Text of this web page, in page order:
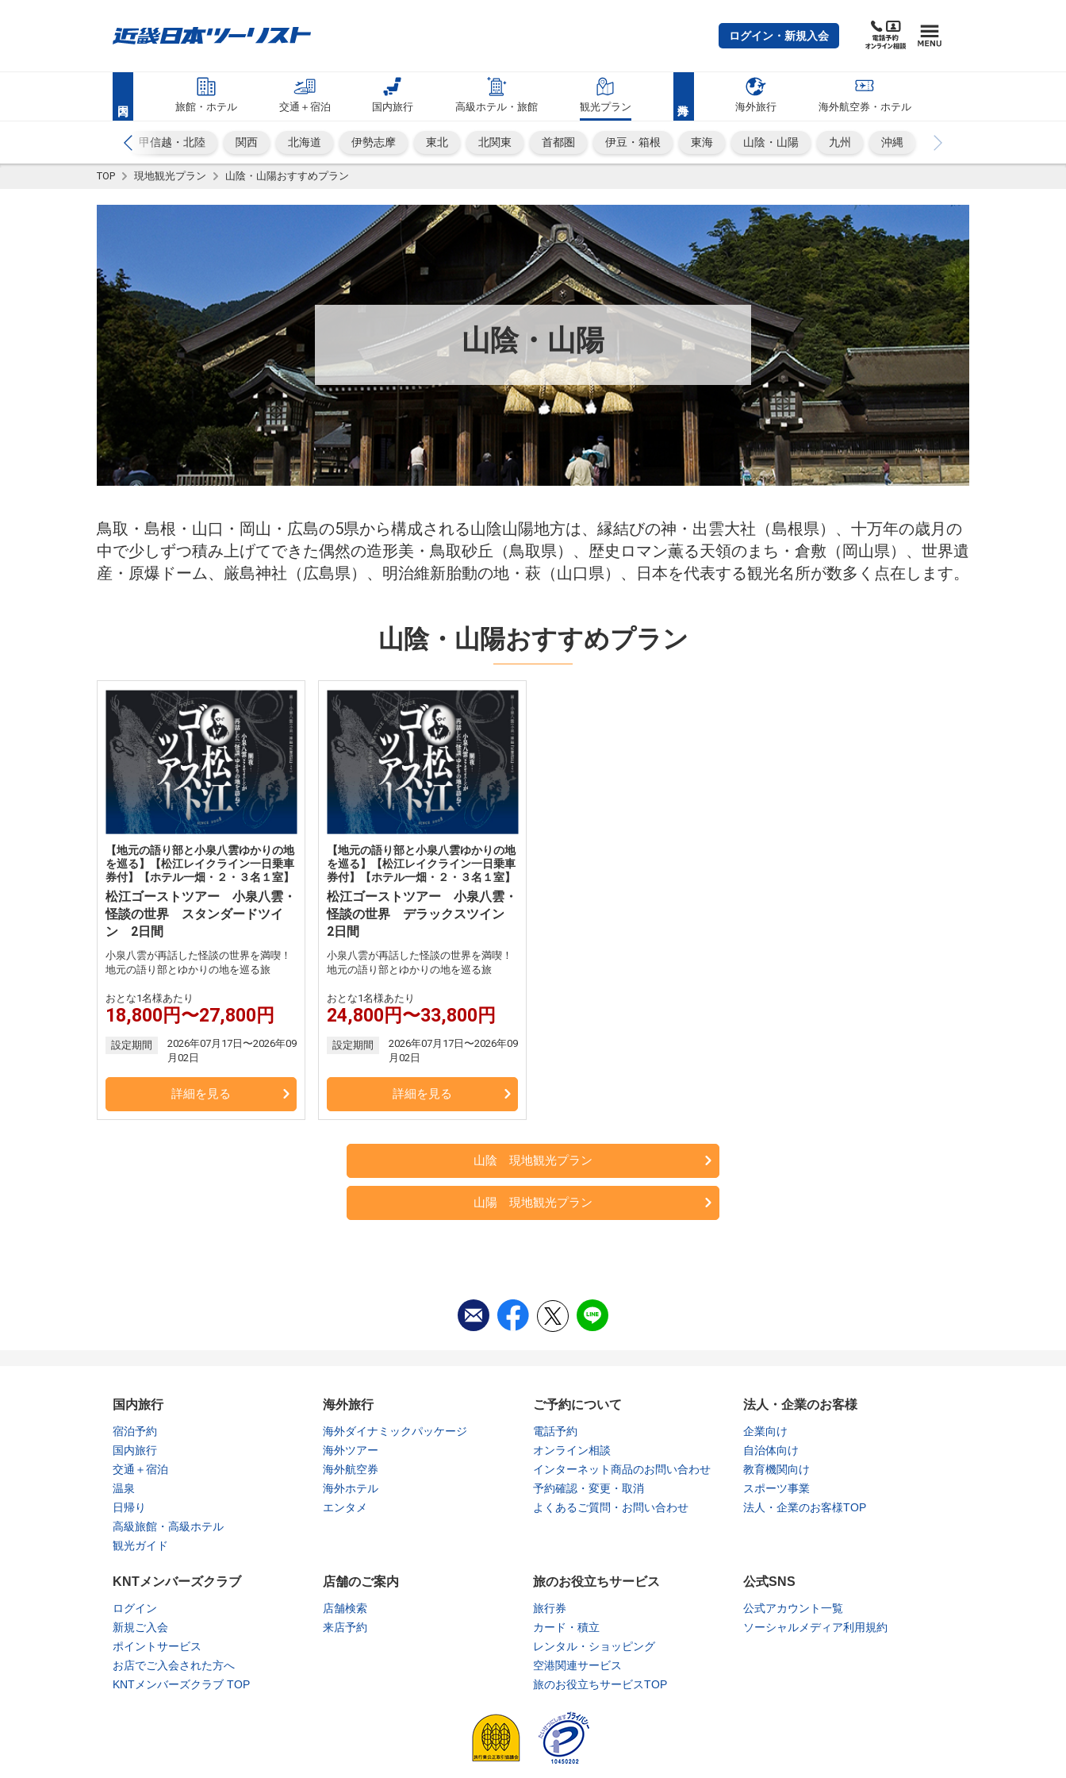
ログイン・新規入会
旅館・ホテル 交通＋宿泊 国内旅行 高級ホテル・旅館 観光プラン 海外旅行 海外航空券・ホテル
甲信越・北陸 関西 北海道 伊勢志摩 東北 北関東 首都圏 伊豆・箱根 東海 山陰・山陽 九州 沖縄
TOP 現地観光プラン 山陰・山陽おすすめプラン
山陰・山陽
鳥取・島根・山口・岡山・広島の5県から構成される山陰山陽地方は、縁結びの神・出雲大社（島根県）、十万年の歳月の
中で少しずつ積み上げてできた偶然の造形美・鳥取砂丘（鳥取県）、歴史ロマン薫る天領のまち・倉敷（岡山県）、世界遺
産・原爆ドーム、厳島神社（広島県）、明治維新胎動の地・萩（山口県）、日本を代表する観光名所が数多く点在します。
山陰・山陽おすすめプラン
【地元の語り部と小泉八雲ゆかりの地
を巡る】【松江レイクライン一日乗車
券付】【ホテル一畑・２・３名１室】
松江ゴーストツアー 小泉八雲・
怪談の世界 スタンダードツイ
ン 2日間
小泉八雲が再話した怪談の世界を満喫！
地元の語り部とゆかりの地を巡る旅
おとな1名様あたり
18,800円〜27,800円
設定期間
2026年07月17日〜2026年09
月02日
詳細を見る
【地元の語り部と小泉八雲ゆかりの地
を巡る】【松江レイクライン一日乗車
券付】【ホテル一畑・２・３名１室】
松江ゴーストツアー 小泉八雲・
怪談の世界 デラックスツイン
2日間
小泉八雲が再話した怪談の世界を満喫！
地元の語り部とゆかりの地を巡る旅
おとな1名様あたり
24,800円〜33,800円
設定期間
2026年07月17日〜2026年09
月02日
詳細を見る
山陰 現地観光プラン
山陽 現地観光プラン
国内旅行
宿泊予約
国内旅行
交通＋宿泊
温泉
日帰り
高級旅館・高級ホテル
観光ガイド
海外旅行
海外ダイナミックパッケージ
海外ツアー
海外航空券
海外ホテル
エンタメ
ご予約について
電話予約
オンライン相談
インターネット商品のお問い合わせ
予約確認・変更・取消
よくあるご質問・お問い合わせ
法人・企業のお客様
企業向け
自治体向け
教育機関向け
スポーツ事業
法人・企業のお客様TOP
KNTメンバーズクラブ
ログイン
新規ご入会
ポイントサービス
お店でご入会された方へ
KNTメンバーズクラブ TOP
店舗のご案内
店舗検索
来店予約
旅のお役立ちサービス
旅行券
カード・積立
レンタル・ショッピング
空港関連サービス
旅のお役立ちサービスTOP
公式SNS
公式アカウント一覧
ソーシャルメディア利用規約